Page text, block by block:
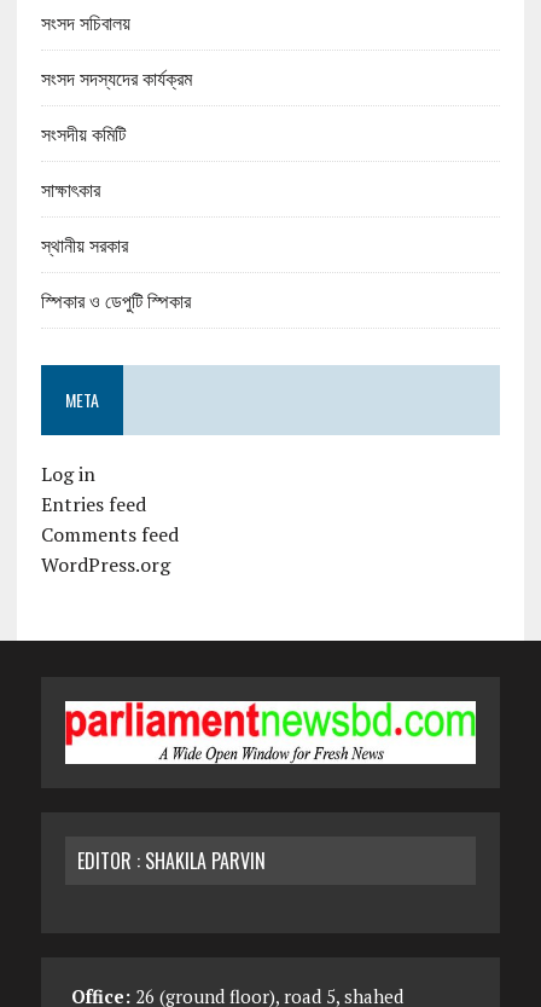
সংসদ সচিবালয়
সংসদ সদস্যদের কার্যক্রম
সংসদীয় কমিটি
সাক্ষাৎকার
স্থানীয় সরকার
স্পিকার ও ডেপুটি স্পিকার
META
Log in
Entries feed
Comments feed
WordPress.org
EDITOR : SHAKILA PARVIN
Office:26 (ground floor), road 5, shahed